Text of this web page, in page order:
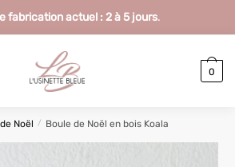
fabrication actuel : 2 à 5 jours.
0
Noël / Boule de Noël en bois Koala